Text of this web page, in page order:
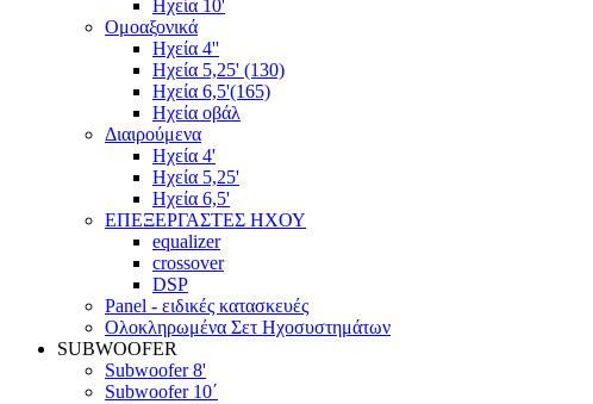
Ηχεία 10'
Ομοαξονικά
Ηχεία 4''
Ηχεία 5,25' (130)
Ηχεία 6,5'(165)
Ηχεία οβάλ
Διαιρούμενα
Ηχεία 4'
Ηχεία 5,25'
Ηχεία 6,5'
ΕΠΕΞΕΡΓΑΣΤΕΣ ΗΧΟΥ
equalizer
crossover
DSP
Panel - ειδικές κατασκευές
Ολοκληρωμένα Σετ Ηχοσυστημάτων
SUBWOOFER
Subwoofer 8'
Subwoofer 10΄